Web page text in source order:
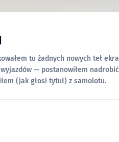
tu żadnych nowych teł
— postanowiłem
(jak głosi tytuł) z samolotu.